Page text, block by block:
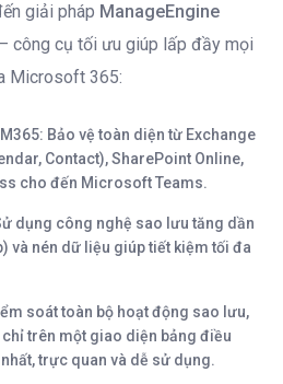
giải pháp ManageEngine
– công cụ tối ưu giúp lấp đầy mọi
Microsoft 365:
Bảo vệ toàn diện từ Exchange
Contact), SharePoint Online,
cho đến Microsoft Teams.
dụng công nghệ sao lưu tăng dần
và nén dữ liệu giúp tiết kiệm tối đa
soát toàn bộ hoạt động sao lưu,
chỉ trên một giao diện bảng điều
trực quan và dễ sử dụng.